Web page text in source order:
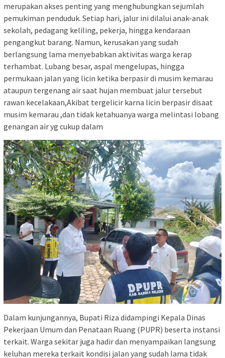
merupakan akses penting yang menghubungkan sejumlah
pemukiman penduduk. Setiap hari, jalur ini dilalui anak-anak
sekolah, pedagang keliling, pekerja, hingga kendaraan
pengangkut barang. Namun, kerusakan yang sudah
berlangsung lama menyebabkan aktivitas warga kerap
terhambat. Lubang besar, aspal mengelupas, hingga
permukaan jalan yang licin ketika berpasir di musim kemarau
ataupun tergenang air saat hujan membuat jalur tersebut
rawan kecelakaan,Akibat tergelicir karna licin berpasir disaat
musim kemarau ,dan tidak ketahuanya warga melintasi lobang
genangan air yg cukup dalam
Dalam kunjungannya, Bupati Riza didampingi Kepala Dinas
Pekerjaan Umum dan Penataan Ruang (PUPR) beserta instansi
terkait. Warga sekitar juga hadir dan menyampaikan langsung
keluhan mereka terkait kondisi jalan yang sudah lama tidak